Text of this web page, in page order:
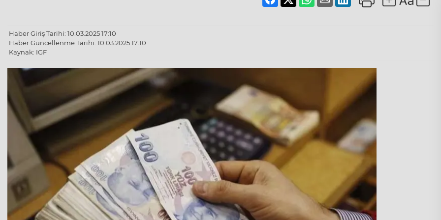
Haber Giriş Tarihi: 10.03.2025 17:10
Haber Güncellenme Tarihi: 10.03.2025 17:10
Kaynak: IGF